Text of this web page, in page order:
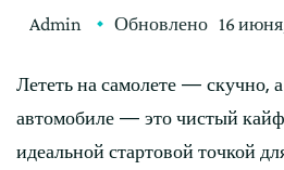
Admin Обновлено 16
Лететь на самолете — скучно,
автомобиле — это чистый
идеальной стартовой точкой